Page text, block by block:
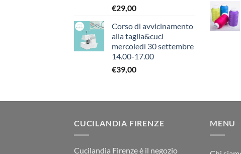
€29,00
Corso di avvicinamento
alla taglia&cuci
mercoledì 30 settembre
14.00-17.00
€39,00
CUCILANDIA FIRENZE
Cucilandia Firenze è il negozio
MENU